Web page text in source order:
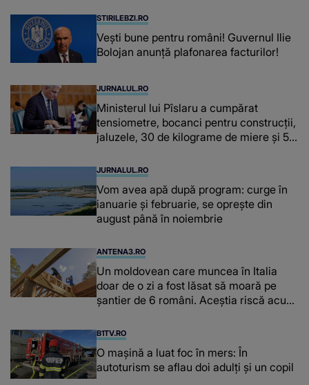
STIRILEBZI.RO
Vești bune pentru români! Guvernul Ilie
Bolojan anunță plafonarea facturilor!
JURNALUL.RO
Ministerul lui Pîslaru a cumpărat
tensiometre, bocanci pentru construcții,
jaluzele, 30 de kilograme de miere și 50
JURNALUL.RO
Vom avea apă după program: curge în
ianuarie și februarie, se oprește din
august până în noiembrie
ANTENA3.RO
Un moldovean care muncea în Italia
doar de o zi a fost lăsat să moară pe
şantier de 6 români. Aceștia riscă acum
B1TV.RO
O maşină a luat foc în mers: În
autoturism se aflau doi adulți și un copil